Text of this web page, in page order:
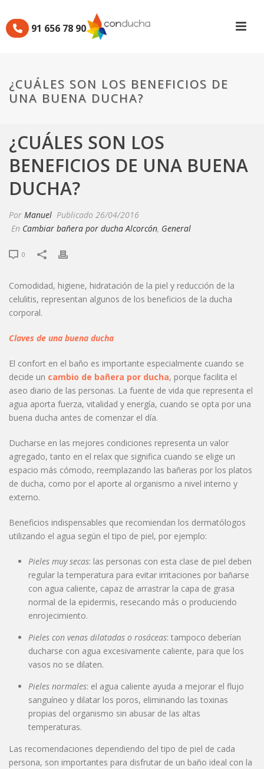
91 656 78 90
¿CUÁLES SON LOS BENEFICIOS DE
UNA BUENA DUCHA?
¿CUÁLES SON LOS
BENEFICIOS DE UNA BUENA
DUCHA?
Por Manuel Publicado 26/04/2016
En Cambiar bañera por ducha Alcorcón, General
0
Comodidad, higiene, hidratación de la piel y reducción de la
celulitis, representan algunos de los beneficios de la ducha
corporal.
Claves de una buena ducha
El confort en el baño es importante especialmente cuando se
decide un cambio de bañera por ducha, porque facilita el
aseo diario de las personas. La fuente de vida que representa el
agua aporta fuerza, vitalidad y energía, cuando se opta por una
buena ducha antes de comenzar el día.
Ducharse en las mejores condiciones representa un valor
agregado, tanto en el relax que significa cuando se elige un
espacio más cómodo, reemplazando las bañeras por los platos
de ducha, como por el aporte al organismo a nivel interno y
externo.
Beneficios indispensables que recomiendan los dermatólogos
utilizando el agua según el tipo de piel, por ejemplo:
Pieles muy secas: las personas con esta clase de piel deben
regular la temperatura para evitar irritaciones por bañarse
con agua caliente, capaz de arrastrar la capa de grasa
normal de la epidermis, resecando más o produciendo
enrojecimiento.
Pieles con venas dilatadas o rosáceas: tampoco deberían
ducharse con agua excesivamente caliente, para que los
vasos no se dilaten.
Pieles normales: el agua caliente ayuda a mejorar el flujo
sanguíneo y dilatar los poros, eliminando las toxinas
propias del organismo sin abusar de las altas
temperaturas.
Las recomendaciones dependiendo del tipo de piel de cada
persona, son importantes para disfrutar de un baño ideal con la